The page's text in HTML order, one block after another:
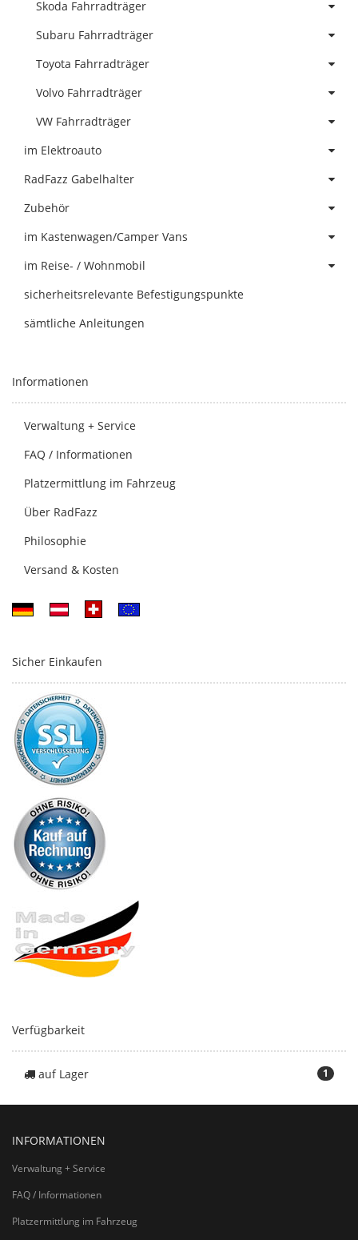
Skoda Fahrradträger
Subaru Fahrradträger
Toyota Fahrradträger
Volvo Fahrradträger
VW Fahrradträger
im Elektroauto
RadFazz Gabelhalter
Zubehör
im Kastenwagen/Camper Vans
im Reise- / Wohnmobil
sicherheitsrelevante Befestigungspunkte
sämtliche Anleitungen
Informationen
Verwaltung + Service
FAQ / Informationen
Platzermittlung im Fahrzeug
Über RadFazz
Philosophie
Versand & Kosten
Sicher Einkaufen
Verfügbarkeit
1
auf Lager
INFORMATIONEN
Verwaltung + Service
FAQ / Informationen
Platzermittlung im Fahrzeug